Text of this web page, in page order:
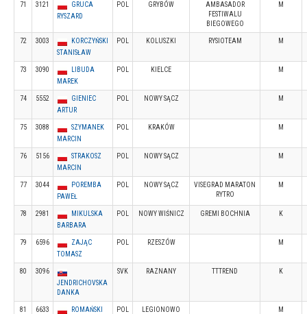
71 3121
GRUCA
RYSZARD
POL GRYBÓW
AMBASADOR
FESTIWALU
BIEGOWEGO
M
72 3003
KORCZYŃSKI
STANISŁAW
POL KOLUSZKI RYSIOTEAM M
73 3090
LIBUDA
MAREK
POL KIELCE M
74 5552
GIENIEC
ARTUR
POL NOWY SĄCZ M
75 3088
SZYMANEK
MARCIN
POL KRAKÓW M
76 5156
STRAKOSZ
MARCIN
POL NOWY SĄCZ M
77 3044
POREMBA
PAWEŁ
POL NOWY SĄCZ
VISEGRAD MARATON
RYTRO
M
78 2981
MIKULSKA
BARBARA
POL NOWY WIŚNICZ GREMI BOCHNIA K
79 6596
ZAJĄC
TOMASZ
POL RZESZÓW M
80
3096
JENDRICHOVSKA
DANKA
SVK RAZNANY TTTREND K
81 6633
ROMAŃSKI
POL LEGIONOWO M